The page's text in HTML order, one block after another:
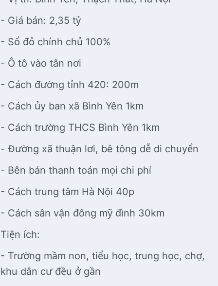
- Giá bán: 2,35 tỷ
- Sổ đỏ chính chủ 100%
- Ô tô vào tân nơi
- Cách đường tỉnh 420: 200m
- Cách ủy ban xã Bình Yên 1km
- Cách trường THCS Bình Yên 1km
- Đường xã thuận lơi, bê tông dễ di chuyển
- Bên bán thanh toán mọi chi phí
- Cách trung tâm Hà Nội 40p
- Cách sân vận đông mỹ đình 30km
Tiện ích:
- Trường mầm non, tiểu học, trung học, chợ,
khu dân cư đều ở gần